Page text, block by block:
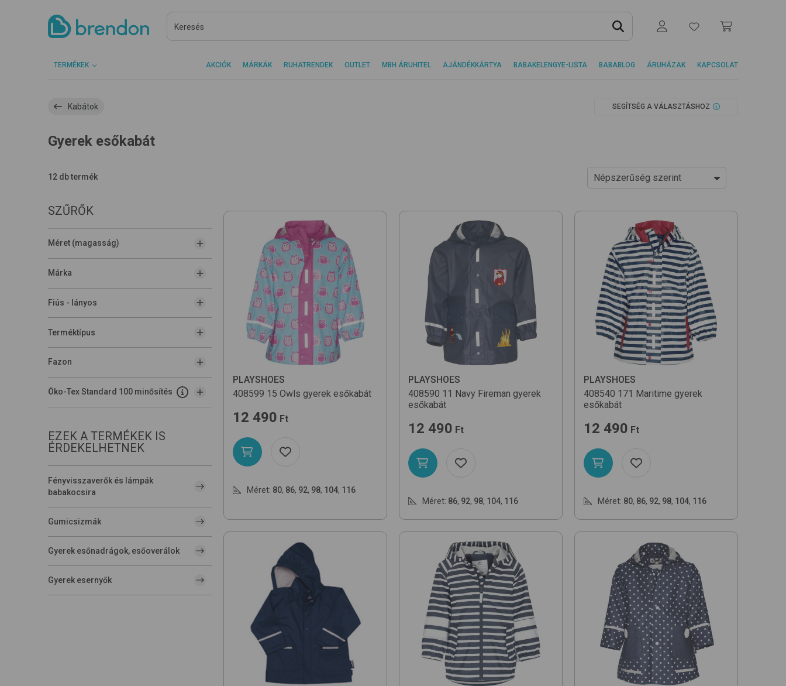
TERMÉKEK AKCIÓK MÁRKÁK RUHATRENDEK OUTLET MBH ÁRUHITEL AJÁNDÉKKÁRTYA BABAKELENGYE-LISTA BABABLOG ÁRUHÁZAK KAPCSOLAT
Kabátok SEGÍTSÉG A VÁLASZTÁSHOZ
Gyerek esőkabát
12 db termék Népszerűség szerint
Ár szerint csökkenő
Népszerűség szerint
Újdonságok
Egységár szerint növekvő
Egységár szerint csökkenő
Név szerint (A-Z)
SZŰRŐK
Méret (magasság)
Márka
Fiús - lányos
Terméktípus
Fazon
Öko-Tex Standard 100 minősítés
EZEK A TERMÉKEK IS
ÉRDEKELHETNEK
Fényvisszaverők és lámpák
babakocsira
Gumicsizmák
Gyerek esőnadrágok, esőoverálok
Gyerek esernyők
PLAYSHOES
408599 15 Owls gyerek esőkabát
12 490 Ft
Méret: 80, 86, 92, 98, 104, 116
PLAYSHOES
408590 11 Navy Fireman gyerek
esőkabát
12 490 Ft
Méret: 86, 92, 98, 104, 116
PLAYSHOES
408540 171 Maritime gyerek
esőkabát
12 490 Ft
Méret: 80, 86, 92, 98, 104, 116